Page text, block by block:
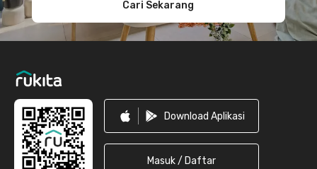
Cari Sekarang
Download Aplikasi
Masuk / Daftar